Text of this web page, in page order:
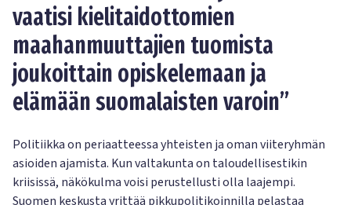
vaatisi kielitaidottomien
maahanmuuttajien tuomista
joukoittain opiskelemaan ja
elämään suomalaisten varoin”
Politiikka on periaatteessa yhteisten ja oman viiteryhmän
asioiden ajamista. Kun valtakunta on taloudellisestikin
kriisissä, näkökulma voisi perustellusti olla laajempi.
Suomen keskusta yrittää pikkupolitikoinnilla pelastaa